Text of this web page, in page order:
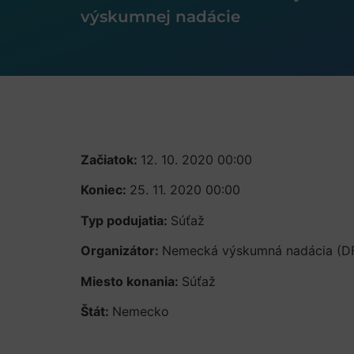
výskumnej nadácie
Začiatok: 12. 10. 2020 00:00
Koniec: 25. 11. 2020 00:00
Typ podujatia: Súťaž
Organizátor: Nemecká výskumná nadácia
Miesto konania: Súťaž
Štát: Nemecko